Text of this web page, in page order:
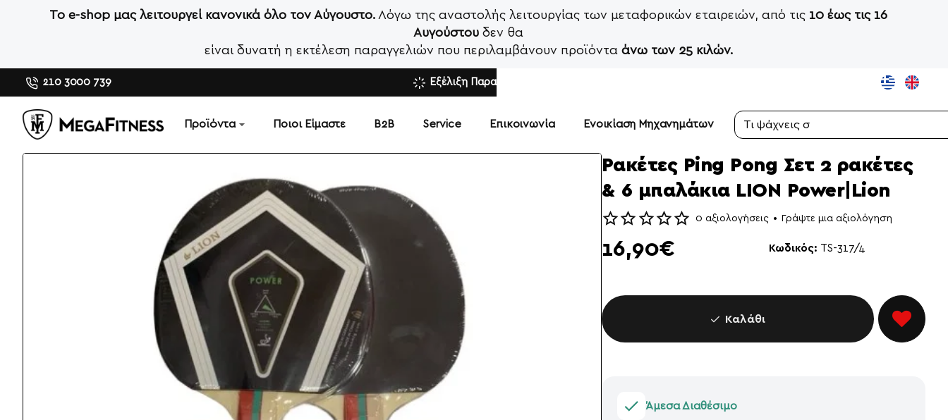
Το e-shop μας λειτουργεί κανονικά όλο τον Αύγουστο. Λόγω της αναστολής λειτουργίας των μεταφορικών εταιρειών, από τις 10 έως τις 16
Αυγούστου δεν θα
είναι δυνατή η εκτέλεση παραγγελιών που περιλαμβάνουν προϊόντα άνω των 25 κιλών.
210 3000 739 Εξέλιξη Παραγγελίας
Προϊόντα Ποιοι Είμαστε Β2Β Service Επικοινωνία Ενοικίαση Μηχανημάτων
Τι
σήμερα;
Ρακέτες Ping Pong Σετ 2 ρακέτες
& 6 μπαλάκια LION Power|Lion
0 αξιολογήσεις • Γράψτε μια αξιολόγηση
16,90€ Κωδικός: TS-317/4
Καλάθι
Άμεσα Διαθέσιμο